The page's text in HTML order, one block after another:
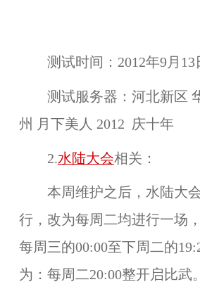
测试时间： 2012年9月
测试服务器： 河北新区
州 月下美人 2012 庆十年
2.水陆大会相关：
本周维护之后， 水陆大
行，改为每周二均进行一场
每周三的00:00至下周二的
为：每周二20:00整开启比武。